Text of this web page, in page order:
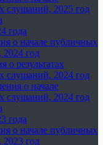
слушаний, 2025 год
года
о начале публичных
год
о результатах
слушаний, 2024 год
о начале
слушаний, 2024 год
года
о начале публичных
год